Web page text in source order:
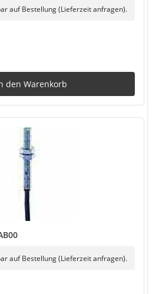
auf Bestellung (Lieferzeit anfragen).
den Warenkorb
auf Bestellung (Lieferzeit anfragen).